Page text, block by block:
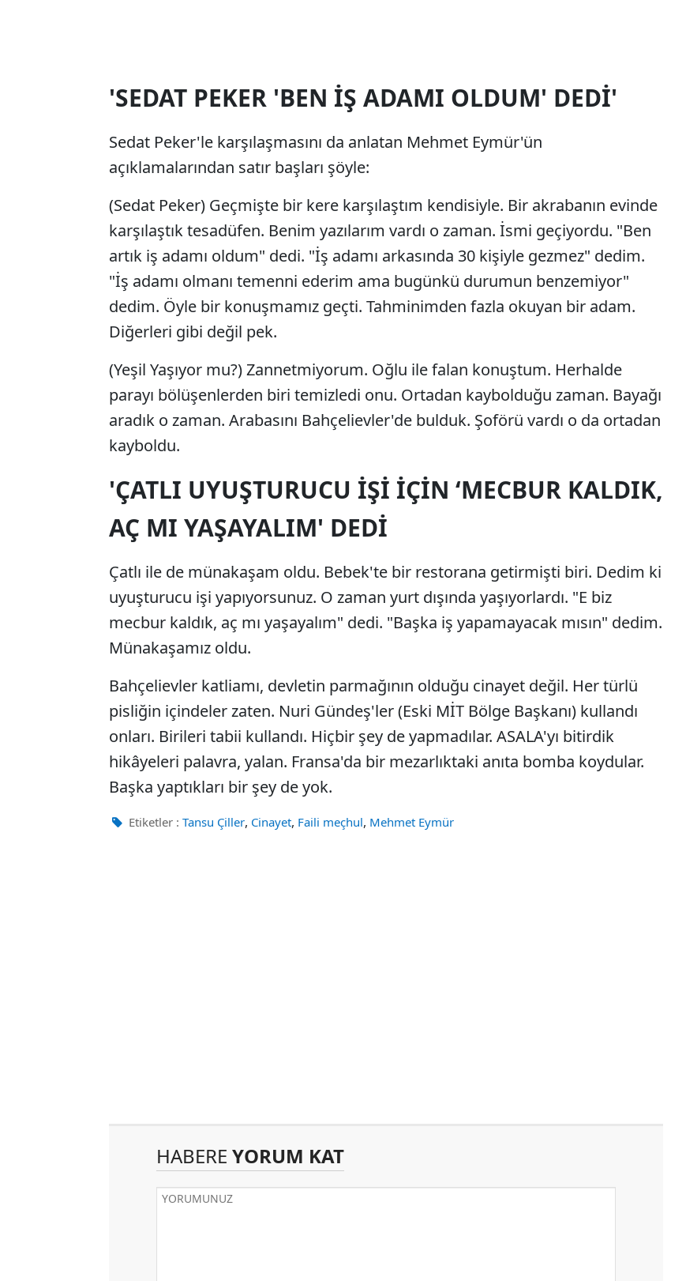
'SEDAT PEKER 'BEN İŞ ADAMI OLDUM' DEDİ'
Sedat Peker'le karşılaşmasını da anlatan Mehmet Eymür'ün
açıklamalarından satır başları şöyle:
(Sedat Peker) Geçmişte bir kere karşılaştım kendisiyle. Bir akrabanın evinde
karşılaştık tesadüfen. Benim yazılarım vardı o zaman. İsmi geçiyordu. "Ben
artık iş adamı oldum" dedi. "İş adamı arkasında 30 kişiyle gezmez" dedim.
"İş adamı olmanı temenni ederim ama bugünkü durumun benzemiyor"
dedim. Öyle bir konuşmamız geçti. Tahminimden fazla okuyan bir adam.
Diğerleri gibi değil pek.
(Yeşil Yaşıyor mu?) Zannetmiyorum. Oğlu ile falan konuştum. Herhalde
parayı bölüşenlerden biri temizledi onu. Ortadan kaybolduğu zaman. Bayağı
aradık o zaman. Arabasını Bahçelievler'de bulduk. Şoförü vardı o da ortadan
kayboldu.
'ÇATLI UYUŞTURUCU İŞİ İÇİN ‘MECBUR KALDIK,
AÇ MI YAŞAYALIM' DEDİ
Çatlı ile de münakaşam oldu. Bebek'te bir restorana getirmişti biri. Dedim ki
uyuşturucu işi yapıyorsunuz. O zaman yurt dışında yaşıyorlardı. "E biz
mecbur kaldık, aç mı yaşayalım" dedi. "Başka iş yapamayacak mısın" dedim.
Münakaşamız oldu.
Bahçelievler katliamı, devletin parmağının olduğu cinayet değil. Her türlü
pisliğin içindeler zaten. Nuri Gündeş'ler (Eski MİT Bölge Başkanı) kullandı
onları. Birileri tabii kullandı. Hiçbir şey de yapmadılar. ASALA'yı bitirdik
hikâyeleri palavra, yalan. Fransa'da bir mezarlıktaki anıta bomba koydular.
Başka yaptıkları bir şey de yok.
Etiketler : Tansu Çiller, Cinayet, Faili meçhul, Mehmet Eymür
HABERE YORUM KAT